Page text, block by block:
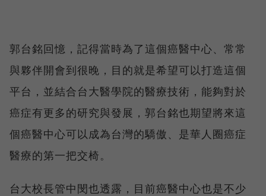
郭台銘回憶，記得當時為了這個癌醫中心、常常
與夥伴開會到很晚，目的就是希望可以打造這個
平台，並結合台大醫學院的醫療技術，能夠對於
癌症有更多的研究與發展，郭台銘也期望將來這
個癌醫中心可以成為台灣的驕傲、是華人圈癌症
醫療的第一把交椅。
台大校長管中閔也透露，目前癌醫中心也是不少